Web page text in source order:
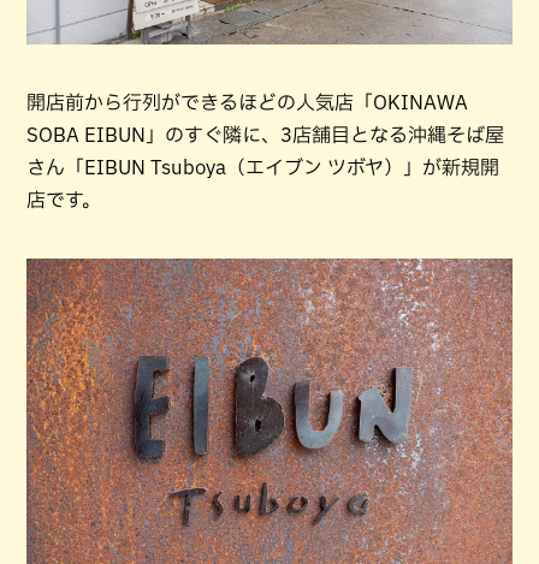
開店前から行列ができるほどの人気店「OKINAWA
SOBA EIBUN」のすぐ隣に、3店舗目となる沖縄そば屋
さん「EIBUN Tsuboya（エイブン ツボヤ）」が新規開
店です。